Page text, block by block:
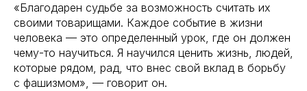
«Благодарен судьбе за возможность считать их
своими товарищами. Каждое событие в жизни
человека — это определенный урок, где он должен
чему-то научиться. Я научился ценить жизнь, людей,
которые рядом, рад, что внес свой вклад в борьбу
с фашизмом», — говорит он.